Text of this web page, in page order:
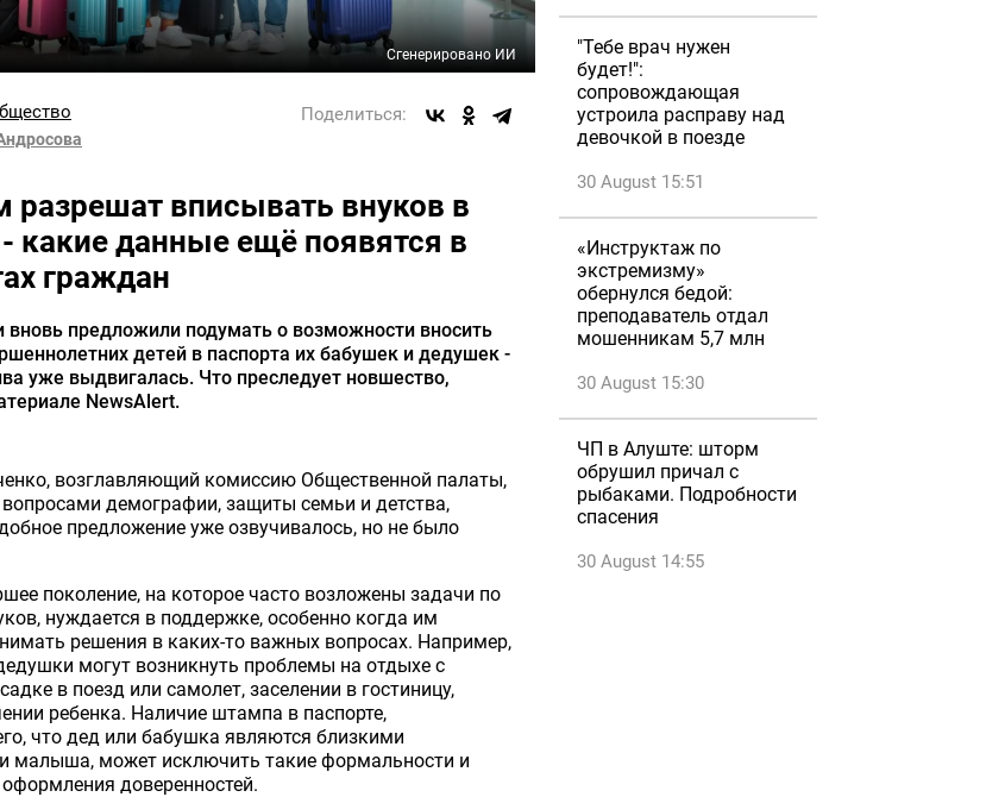
Сгенерировано ИИ
Поделиться:
разрешат вписывать внуков в
какие данные ещё появятся в
граждан
предложили подумать о возможности вносить
детей в паспорта их бабушек и дедушек -
уже выдвигалась. Что преследует новшество,
NewsAlert.
возглавляющий комиссию Общественной палаты,
демографии, защиты семьи и детства,
предложение уже озвучивалось, но не было
поколение, на которое часто возложены задачи по
нуждается в поддержке, особенно когда им
решения в каких-то важных вопросах. Например,
могут возникнуть проблемы на отдыхе с
в поезд или самолет, заселении в гостиницу,
ребенка. Наличие штампа в паспорте,
что дед или бабушка являются близкими
малыша, может исключить такие формальности и
доверенностей.
"Тебе врач нужен
будет!":
сопровождающая
устроила расправу над
девочкой в поезде
30 August 15:51
«Инструктаж по
экстремизму»
обернулся бедой:
преподаватель отдал
мошенникам 5,7 млн
30 August 15:30
ЧП в Алуште: шторм
обрушил причал с
рыбаками. Подробности
спасения
30 August 14:55